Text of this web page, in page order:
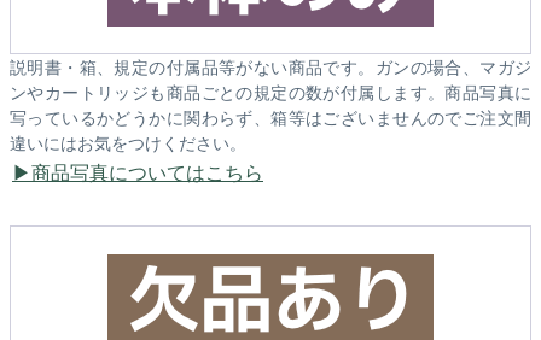
説明書・箱、規定の付属品等がない商品です。ガンの場合、マガジ
ンやカートリッジも商品ごとの規定の数が付属します。商品写真に
写っているかどうかに関わらず、箱等はございませんのでご注文間
違いにはお気をつけください。
商品写真についてはこちら